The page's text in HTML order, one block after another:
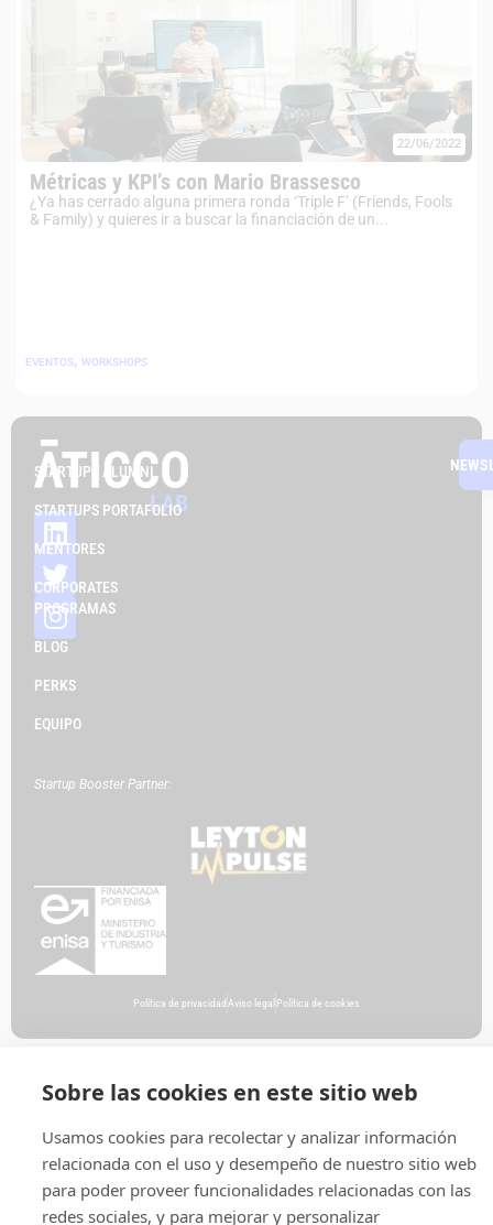
22/06/2022
Métricas y KPI’s con Mario Brassesco
¿Ya has cerrado alguna primera ronda ‘Triple F’ (Friends, Fools
& Family) y quieres ir a buscar la financiación de un...
EVENTOS, WORKSHOPS
STARTUPS ALUMNI
STARTUPS PORTAFOLIO
MENTORES
CORPORATES
PROGRAMAS
BLOG
PERKS
EQUIPO
Startup Booster Partner:
Política de privacidad Aviso legal Política de cookies
Sobre las cookies en este sitio web
Usamos cookies para recolectar y analizar información
relacionada con el uso y desempeño de nuestro sitio web
para poder proveer funcionalidades relacionadas con las
redes sociales, y para mejorar y personalizar